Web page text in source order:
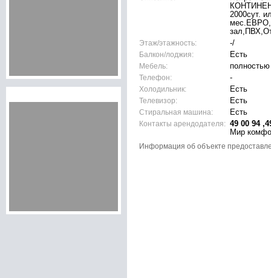
2000сут.
Этаж/этажность:
-/
Балкон/лоджия:
Есть
Мебель:
полностью
Телефон:
-
Холодильник:
Есть
Телевизор:
Есть
Стиральная машина:
Есть
Контакты арендодателя: 49 00 94
Мир
Информация об объекте